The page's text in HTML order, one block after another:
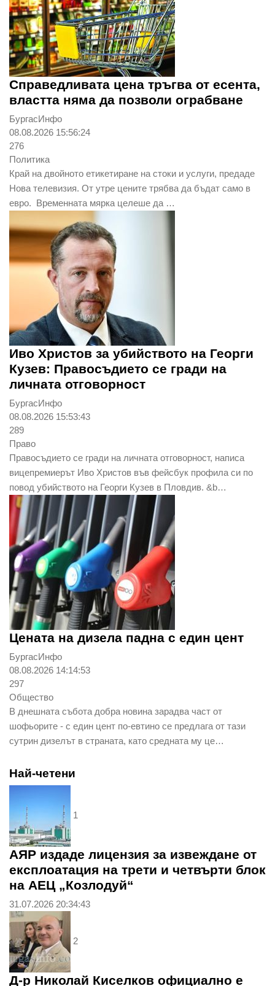
Справедливата цена тръгва от есента,
властта няма да позволи ограбване
БургасИнфо
08.08.2026 15:56:24
276
Политика
Край на двойното етикетиране на стоки и услуги, предаде
Нова телевизия. От утре цените трябва да бъдат само в
евро. Временната мярка целеше да …
Иво Христов за убийството на Георги
Кузев: Правосъдието се гради на
личната отговорност
БургасИнфо
08.08.2026 15:53:43
289
Право
Правосъдието се гради на личната отговорност, написа
вицепремиерът Иво Христов във фейсбук профила си по
повод убийството на Георги Кузев в Пловдив. &b…
Цената на дизела падна с един цент
БургасИнфо
08.08.2026 14:14:53
297
Общество
В днешната събота добра новина зарадва част от
шофьорите - с един цент по-евтино се предлага от тази
сутрин дизелът в страната, като средната му це…
Най-четени
1
АЯР издаде лицензия за извеждане от
експлоатация на трети и четвърти блок
на АЕЦ „Козлодуй“
31.07.2026 20:34:43
2
Д-р Николай Киселков официално е